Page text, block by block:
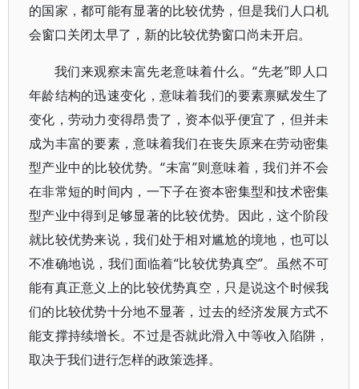
的国家，都可能有显著的比较优势，但是我们人口机
会窗口关闭太早了，新的比较优势窗口尚未开启。
我们来观察未富先老意味着什么。“先老”即人口
年龄结构的迅速变化，意味着我们的要素禀赋发生了
变化，劳动力变得昂贵了，资本似乎便宜了，但并未
成为丰富的要素，意味着我们在丧失原来在劳动密集
型产业中的比较优势。“未富”则意味着，我们并不会
在非常短的时间内，一下子在资本密集型和技术密集
型产业中得到足够显著的比较优势。因此，这个阶段
就比较优势来说，我们处于相对尴尬的境地，也可以
不准确地说，我们面临着“比较优势真空”。虽然不可
能有真正意义上的比较优势真空，只是说这个时候我
们的比较优势十分地不显著，过去的经济发展方式不
能支撑持续增长。不过是否就此滑入中等收入陷阱，
取决于我们进行怎样的政策选择。